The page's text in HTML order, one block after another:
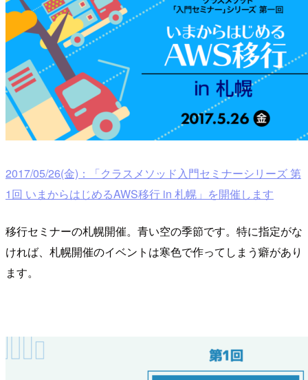
2017/05/26(金)：「クラスメソッド入門セミナーシリーズ 第
1回 いまからはじめるAWS移行 in 札幌」を開催します
移行セミナーの札幌開催。青い空の季節です。特に指定がな
ければ、札幌開催のイベントは寒色で作ってしまう癖があり
ます。